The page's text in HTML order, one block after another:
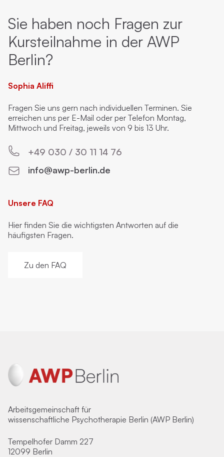
Sie haben noch Fragen zur
Kursteilnahme in der AWP
Berlin?
Sophia Aliffi
Fragen Sie uns gern nach individuellen Terminen. Sie
erreichen uns per E-Mail oder per Telefon Montag,
Mittwoch und Freitag, jeweils von 9 bis 13 Uhr.
+49 030 / 30 11 14 76
info@awp-berlin.de
Unsere FAQ
Hier finden Sie die wichtigsten Antworten auf die
häufigsten Fragen.
Zu den FAQ
Arbeitsgemeinschaft für
wissenschaftliche Psychotherapie Berlin (AWP Berlin)
Tempelhofer Damm 227
12099 Berlin